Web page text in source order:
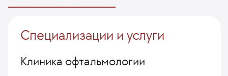
Специализации и услуги
Клиника офтальмологии